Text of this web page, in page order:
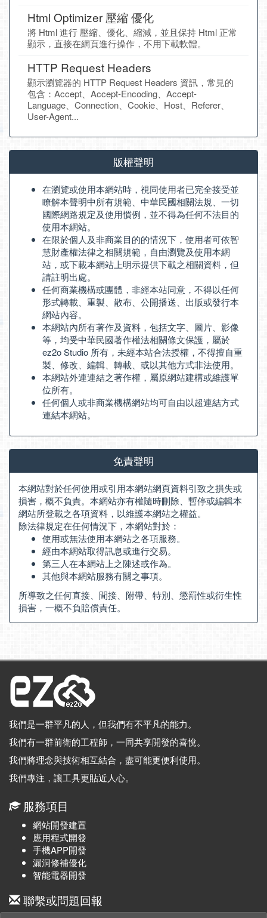
Html Optimizer 壓縮 優化
將 Html 進行 壓縮、優化、縮減，並且保持 Html 正常
顯示，直接在網頁進行操作，不用下載軟體。
HTTP Request Headers
顯示瀏覽器的 HTTP Request Headers 資訊，常見的
包含：Accept、Accept-Encoding、Accept-
Language、Connection、Cookie、Host、Referer、
User-Agent...
版權聲明
在瀏覽或使用本網站時，視同使用者已完全接受並
瞭解本聲明中所有規範、中華民國相關法規、一切
國際網路規定及使用慣例，並不得為任何不法目的
使用本網站。
在限於個人及非商業目的的情況下，使用者可依智
慧財產權法律之相關規範，自由瀏覽及使用本網
站，或下載本網站上明示提供下載之相關資料，但
請註明出處。
任何商業機構或團體，非經本站同意，不得以任何
形式轉載、重製、散布、公開播送、出版或發行本
網站內容。
本網站內所有著作及資料，包括文字、圖片、影像
等，均受中華民國著作權法相關條文保護，屬於
ez2o Studio 所有，未經本站合法授權，不得擅自重
製、修改、編輯、轉載、或以其他方式非法使用。
本網站外連連結之著作權，屬原網站建構或維護單
位所有。
任何個人或非商業機構網站均可自由以超連結方式
連結本網站。
免責聲明
本網站對於任何使用或引用本網站網頁資料引致之損失或
損害，概不負責。本網站亦有權隨時刪除、暫停或編輯本
網站所登載之各項資料，以維護本網站之權益。
除法律規定在任何情況下，本網站對於：
使用或無法使用本網站之各項服務。
經由本網站取得訊息或進行交易。
第三人在本網站上之陳述或作為。
其他與本網站服務有關之事項。
所導致之任何直接、間接、附帶、特別、懲罰性或衍生性
損害，一概不負賠償責任。
我們是一群平凡的人，但我們有不平凡的能力。
我們有一群前衛的工程師，一同共享開發的喜悅。
我們將理念與技術相互結合，盡可能更便利使用。
我們專注，讓工具更貼近人心。
服務項目
網站開發建置
應用程式開發
手機APP開發
漏洞修補優化
智能電器開發
聯繫或問題回報